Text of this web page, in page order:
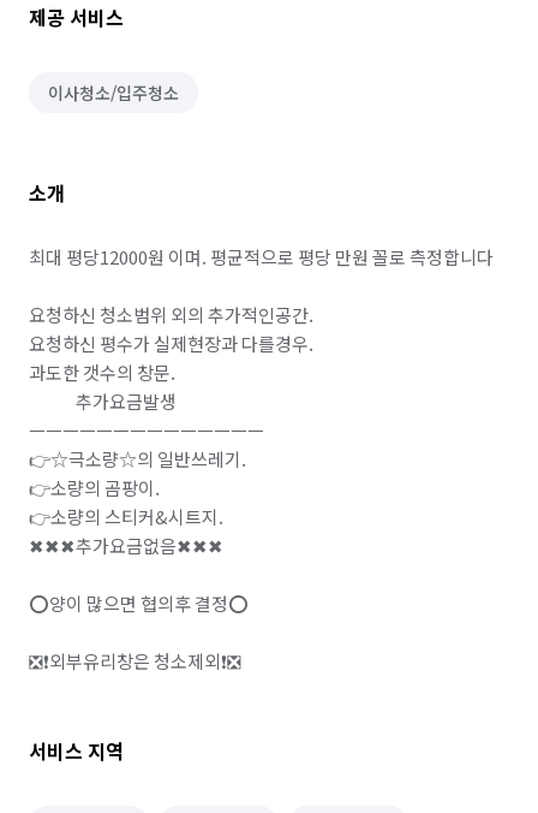
제공 서비스
이사청소/입주청소
소개
최대 평당12000원 이며. 평균적으로 평당 만원 꼴로 측정합니다
요청하신 청소범위 외의 추가적인공간.
요청하신 평수가 실제현장과 다를경우.
과도한 갯수의 창문.
             추가요금발생
ㅡㅡㅡㅡㅡㅡㅡㅡㅡㅡㅡㅡㅡㅡ
👉☆극소량☆의 일반쓰레기.
👉소량의 곰팡이.
👉소량의 스티커&시트지.
✖✖✖추가요금없음✖✖✖
⭕양이 많으면 협의후 결정⭕
❎❗외부유리창은 청소제외❗❎
서비스 지역